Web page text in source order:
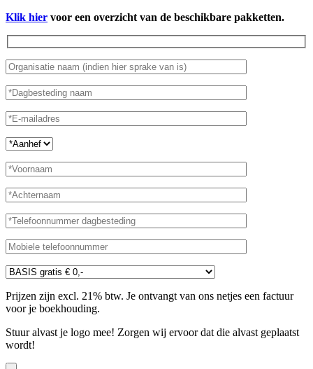
Klik hier voor een overzicht van de beschikbare pakketten.
Prijzen zijn excl. 21% btw. Je ontvangt van ons netjes een factuur
voor je boekhouding.
Stuur alvast je logo mee! Zorgen wij ervoor dat die alvast geplaatst
wordt!